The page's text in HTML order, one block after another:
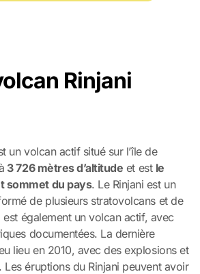
Rinjani
un volcan actif situé sur l’île de
3 726 mètres d’altitude et est le
sommet du pays. Le Rinjani est un
de plusieurs stratovolcans et de
est également un volcan actif, avec
documentées. La dernière
lieu en 2010, avec des explosions et
Les éruptions du Rinjani peuvent avoir